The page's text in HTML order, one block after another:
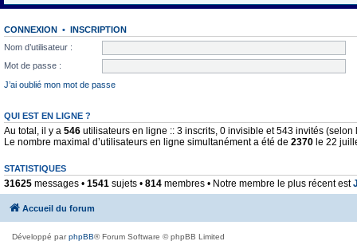
CONNEXION • INSCRIPTION
Nom d’utilisateur :
Mot de passe :
J’ai oublié mon mot de passe
QUI EST EN LIGNE ?
Au total, il y a 546 utilisateurs en ligne :: 3 inscrits, 0 invisible et 543 invités
Le nombre maximal d’utilisateurs en ligne simultanément a été de 2370 le 22
STATISTIQUES
31625 messages • 1541 sujets • 814 membres • Notre membre le plus récent est
Accueil du forum
Développé parphpBB® Forum Software © phpBB Limited